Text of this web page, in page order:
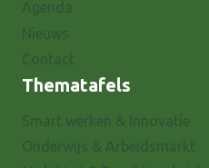
Thematafels